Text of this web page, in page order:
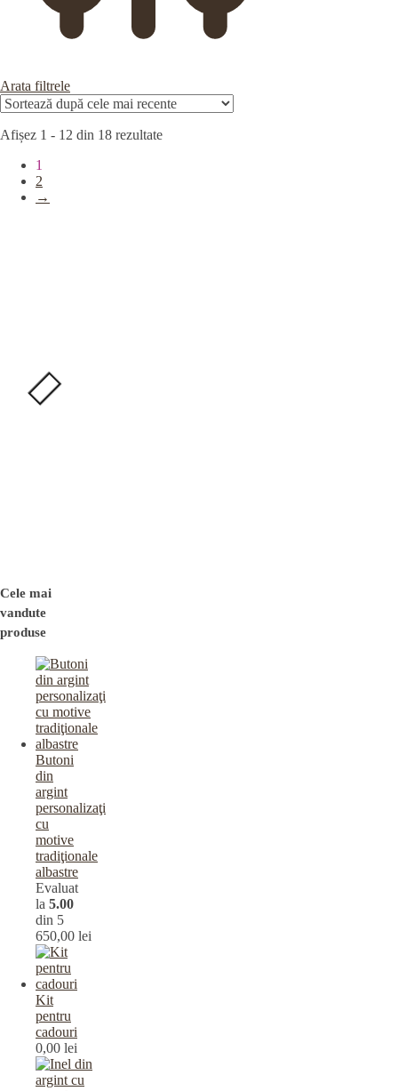
Arata filtrele
Afișez 1 - 12 din 18 rezultate
1
2
→
Cele mai
vandute
produse
Butoni
din
argint
personalizaţi
cu
motive
tradiţionale
albastre
Evaluat
la 5.00
din 5
650,00 lei
Kit
pentru
cadouri
0,00 lei